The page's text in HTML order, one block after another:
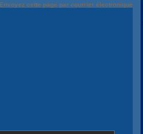
Envoyez cette page par courrier électronique